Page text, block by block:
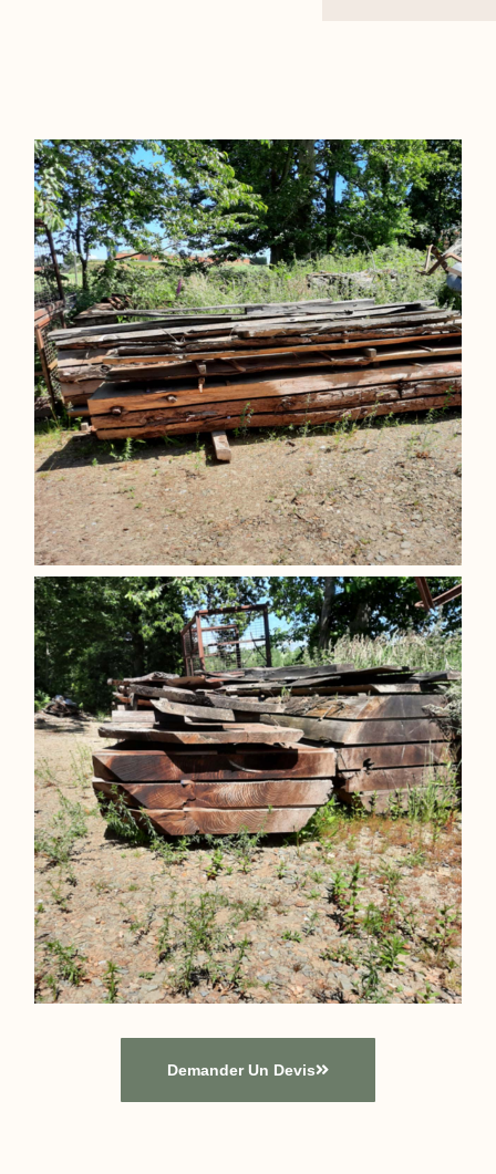
Demander Un Devis